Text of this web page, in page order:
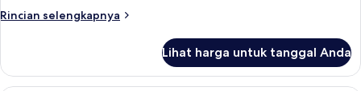
Rincian selengkapnya
Rincian
Kamar
Tradisional
Lihat harga untuk tanggal Anda